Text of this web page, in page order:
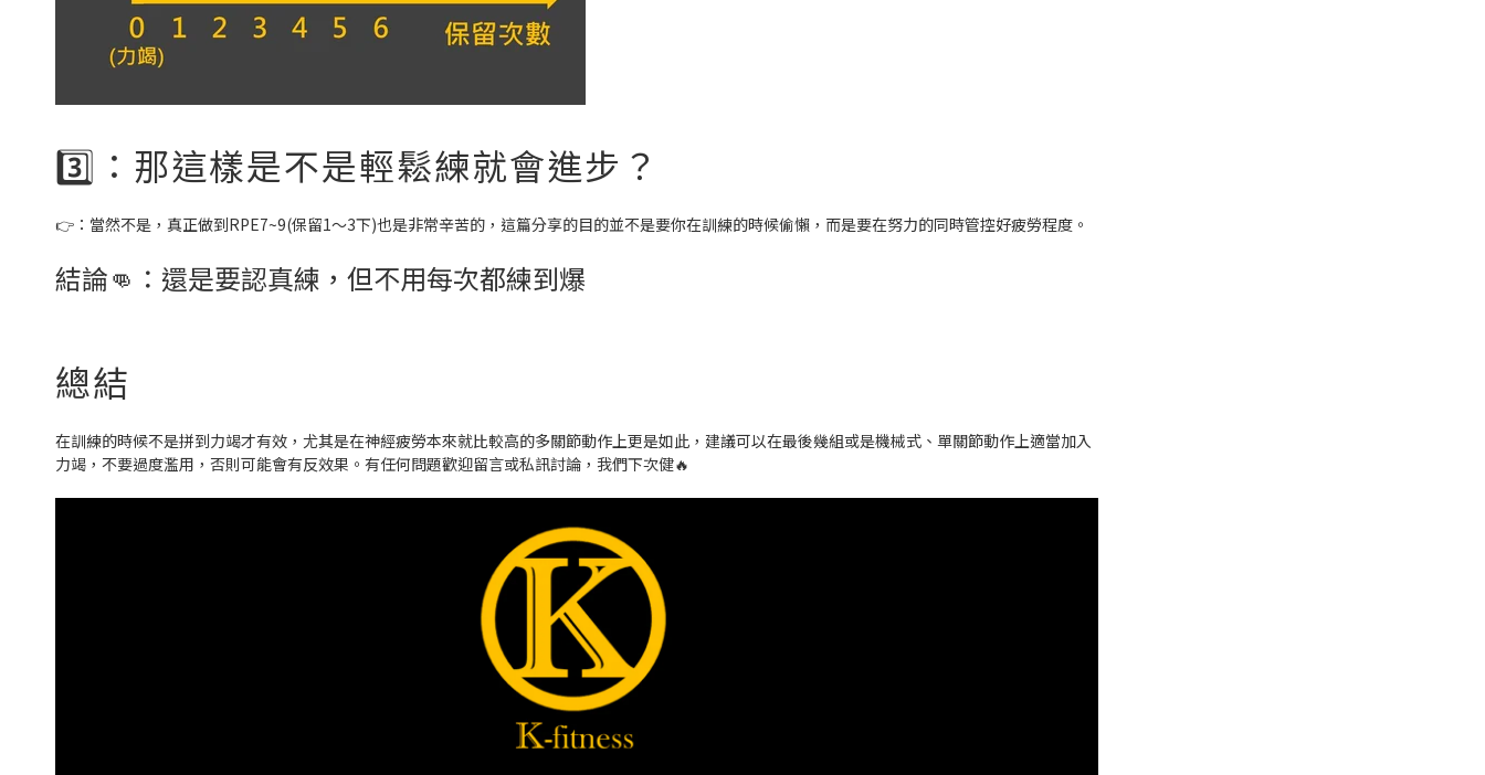
3️⃣：那這樣是不是輕鬆練就會進步？
👉：當然不是，真正做到RPE7~9(保留1～3下)也是非常辛苦的，這篇分享的目的並不是要你在訓練的時候偷懶，而是要在努力的同時管控好疲勞程度。
結論👊：還是要認真練，但不用每次都練到爆
總結
在訓練的時候不是拼到力竭才有效，尤其是在神經疲勞本來就比較高的多關節動作上更是如此，建議可以在最後幾組或是機械式、單關節動作上適當加入
力竭，不要過度濫用，否則可能會有反效果。有任何問題歡迎留言或私訊討論，我們下次健🔥